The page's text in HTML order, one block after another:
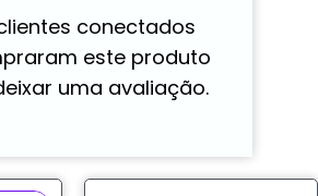
conectados
este produto
uma avaliação.